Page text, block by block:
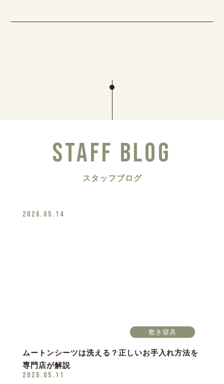
STAFF BLOG
スタッフブログ
2026.05.14
敷き寝具
ムートンシーツは洗える？正しいお手入れ方法を
専門店が解説
2026.05.11